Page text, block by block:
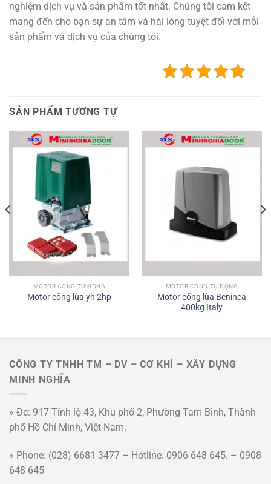
nghiệm dịch vụ và sản phẩm tốt nhất. Chúng tôi cam kết
mang đến cho bạn sự an tâm và hài lòng tuyệt đối với mỗi
sản phẩm và dịch vụ của chúng tôi.
SẢN PHẨM TƯƠNG TỰ
MOTOR CỔNG TỰ ĐỘNG
Motor cổng lùa yh 2hp
MOTOR CỔNG TỰ ĐỘNG
Motor cổng lùa Beninca
400kg Italy
CÔNG TY TNHH TM – DV – CƠ KHÍ – XÂY DỰNG
MINH NGHĨA
» Đc: 917 Tỉnh lộ 43, Khu phố 2, Phường Tam Bình, Thành
phố Hồ Chí Minh, Việt Nam.
» Phone: (028) 6681 3477 – Hotline: 0906 648 645. – 0908
648 645